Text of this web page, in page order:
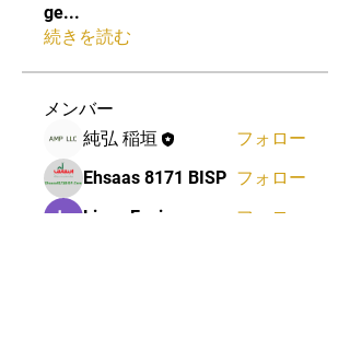
ge...
続きを読む
メンバー
純弘 稲垣
フォロー
Ehsaas 8171 BISP フォロー
Linus Espinosa
フォロー